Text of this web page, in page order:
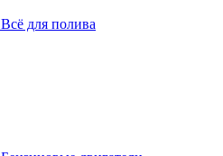
Всё для полива